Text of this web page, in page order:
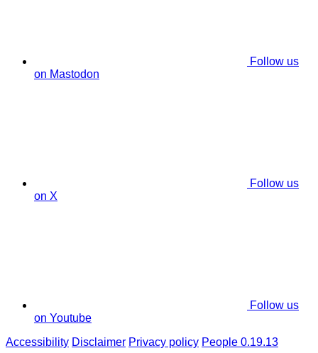
Follow us
on Mastodon
Follow us
on X
Follow us
on Youtube
Accessibility Disclaimer Privacy policy People 0.19.13